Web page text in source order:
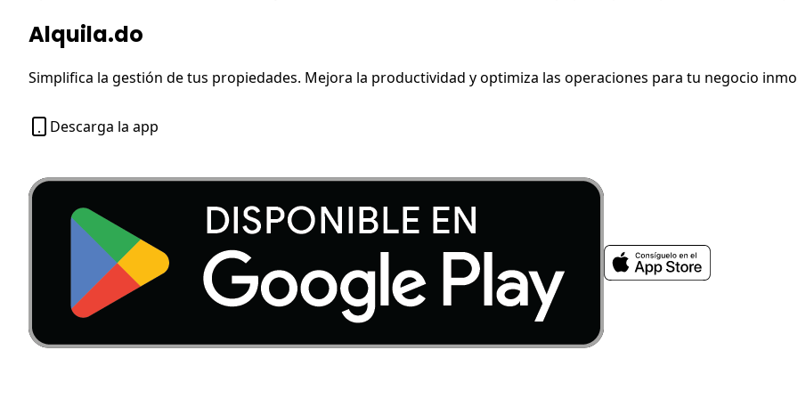
Alquila.do
Simplifica la gestión de tus propiedades. Mejora la productividad y optimiza las operaciones para tu negocio
Descarga la app